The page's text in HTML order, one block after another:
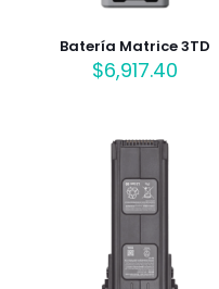
Batería Matrice 3TD
$6,917.40